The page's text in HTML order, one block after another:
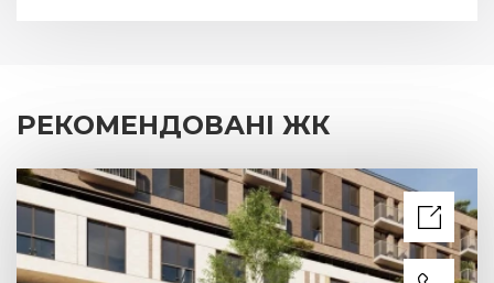
РЕКОМЕНДОВАНІ ЖК